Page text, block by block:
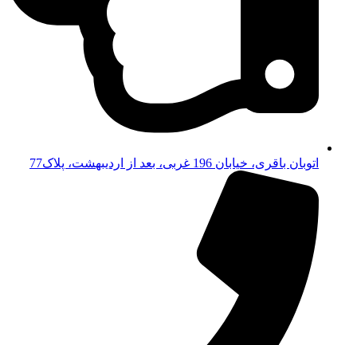
اتوبان باقری، خیابان 196 غربی، بعد از اردیبهشت، پلاک77